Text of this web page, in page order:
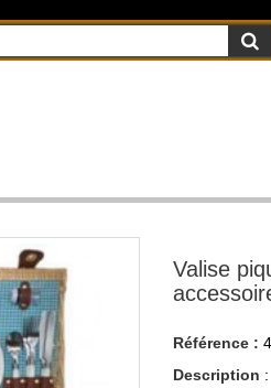
Valise
Référence :
Description :